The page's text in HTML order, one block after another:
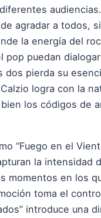
agradar a todos,
la energía del
pop puedan
dos pierda su
logra con la
los códigos de
“Fuego en el
la intensidad
momentos en los
toma el
introduce una